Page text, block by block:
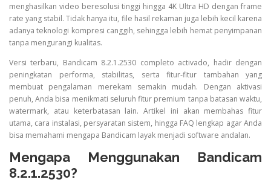
menghasilkan video beresolusi tinggi hingga 4K Ultra HD dengan frame
rate yang stabil. Tidak hanya itu, file hasil rekaman juga lebih kecil karena
adanya teknologi kompresi canggih, sehingga lebih hemat penyimpanan
tanpa mengurangi kualitas.
Versi terbaru, Bandicam 8.2.1.2530 completo activado, hadir dengan
peningkatan performa, stabilitas, serta fitur-fitur tambahan yang
membuat pengalaman merekam semakin mudah. Dengan aktivasi
penuh, Anda bisa menikmati seluruh fitur premium tanpa batasan waktu,
watermark, atau keterbatasan lain. Artikel ini akan membahas fitur
utama, cara instalasi, persyaratan sistem, hingga FAQ lengkap agar Anda
bisa memahami mengapa Bandicam layak menjadi software andalan.
Mengapa Menggunakan Bandicam
8.2.1.2530?